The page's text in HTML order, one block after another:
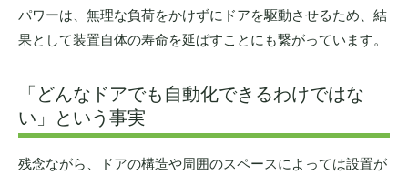
パワーは、無理な負荷をかけずにドアを駆動させるため、結
果として装置自体の寿命を延ばすことにも繋がっています。
「どんなドアでも自動化できるわけではな
い」という事実
残念ながら、ドアの構造や周囲のスペースによっては設置が